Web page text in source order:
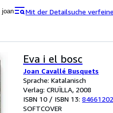
joan Mit der Detailsuche
Eva i el bosc
Joan Cavallé Busquets
Sprache: Katalanisch
Verlag: CRUÏLLA, 2008
ISBN 10 / ISBN 13:
SOFTCOVER